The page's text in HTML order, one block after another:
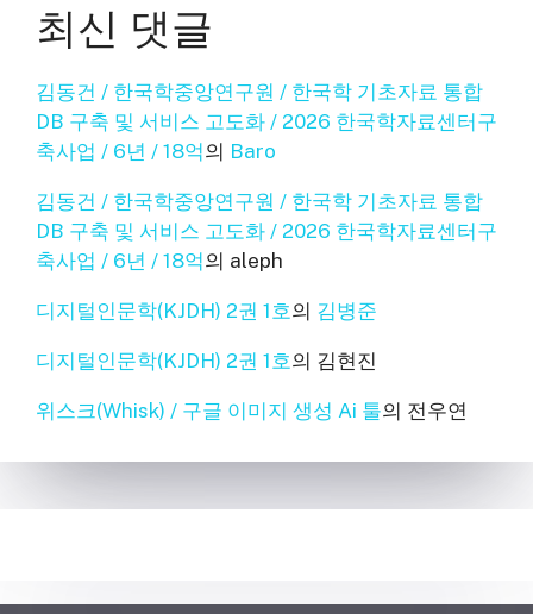
최신 댓글
김동건 / 한국학중앙연구원 / 한국학 기초자료 통합
DB 구축 및 서비스 고도화 / 2026 한국학자료센터구
축사업 / 6년 / 18억의 Baro
김동건 / 한국학중앙연구원 / 한국학 기초자료 통합
DB 구축 및 서비스 고도화 / 2026 한국학자료센터구
축사업 / 6년 / 18억의 aleph
디지털인문학(KJDH) 2권 1호의 김병준
디지털인문학(KJDH) 2권 1호의 김현진
위스크(Whisk) / 구글 이미지 생성 Ai 툴의 전우연